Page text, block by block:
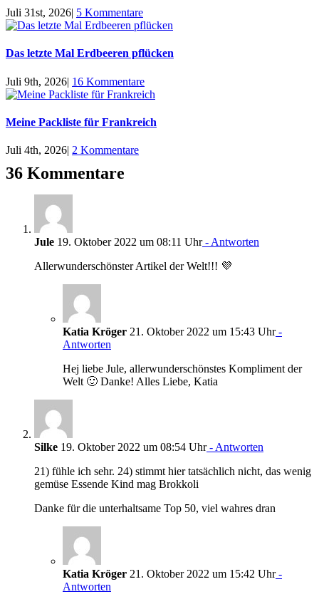
Juli 31st, 2026| 5 Kommentare
Das letzte Mal Erdbeeren pflücken
Juli 9th, 2026| 16 Kommentare
Meine Packliste für Frankreich
Juli 4th, 2026| 2 Kommentare
36 Kommentare
Jule 19. Oktober 2022 um 08:11 Uhr- Antworten
Allerwunderschönster Artikel der Welt!!! 💜
Katia Kröger 21. Oktober 2022 um 15:43 Uhr-
Antworten
Hej liebe Jule, allerwunderschönstes Kompliment der
Welt 🙂 Danke! Alles Liebe, Katia
Silke 19. Oktober 2022 um 08:54 Uhr- Antworten
21) fühle ich sehr. 24) stimmt hier tatsächlich nicht, das wenig
gemüse Essende Kind mag Brokkoli
Danke für die unterhaltsame Top 50, viel wahres dran
Katia Kröger 21. Oktober 2022 um 15:42 Uhr-
Antworten